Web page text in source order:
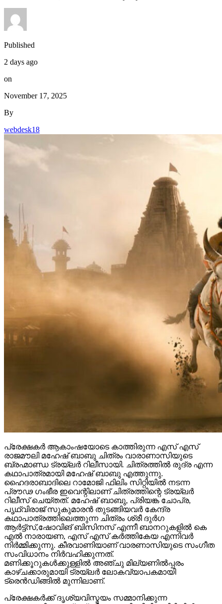
Published
2 days ago
on
November 17, 2025
By
webdesk18
പ്രേക്ഷകർ ആകാംഷയോടെ കാത്തിരുന്ന എസ് എസ്
രാജമൗലി മഹേഷ് ബാബു ചിത്രം വാരാണാസിയുടെ
ബ്രഹ്മാണ്ഡ ട്രയ്ലർ റിലീസായി. ചിത്രത്തിൽ രുദ്ര എന്ന
കഥാപാത്രമായി മഹേഷ് ബാബു എത്തുന്നു.
ഹൈദരാബാദിലെ റാമോജി ഫിലിം സിറ്റിയിൽ നടന്ന
പ്രൗഢ ഗംഭീര ഇവെന്റിലാണ് ചിത്രത്തിന്റെ ട്രയ്ലർ
റിലീസ് ചെയ്തത്. മഹേഷ് ബാബു, പ്രിയങ്ക ചോപ്ര,
പൃഥ്വിരാജ് സുകുമാരൻ തുടങ്ങിയവർ കേന്ദ്ര
കഥാപാത്രത്തിലെത്തുന്ന ചിത്രം ശ്രീ ദുർഗ
ആർട്ട്സ്,ഷോവിങ് ബിസിനസ് എന്നീ ബാനറുകളിൽ കെ
എൽ നാരായണ, എസ് എസ് കർത്തികേയ എന്നിവർ
നിർമ്മിക്കുന്നു. കീരവാണിയാണ് വാരണാസിയുടെ സംഗീത
സംവിധാനം നിർവഹിക്കുന്നത്.
മണിക്കൂറുകൾക്കുള്ളിൽ അഞ്ചു മില്യണിൽപ്പരം
കാഴ്ചക്കാരുമായി ട്രയ്ലർ ലോകവ്യാപകമായി
ട്രെൻഡിങ്ങിൽ മുന്നിലാണ്.
പ്രേക്ഷകർക്ക് ദൃശ്യവിസ്മയം സമ്മാനിക്കുന്ന